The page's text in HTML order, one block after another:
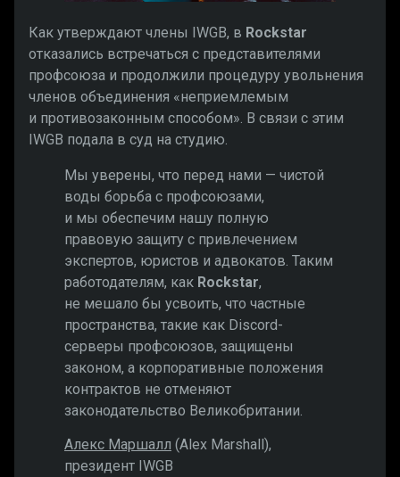
Как утверждают члены IWGB, в Rockstar
отказались встречаться с представителями
профсоюза и продолжили процедуру увольнения
членов объединения «неприемлемым
и противозаконным способом». В связи с этим
IWGB подала в суд на студию.
Мы уверены, что перед нами — чистой
воды борьба с профсоюзами,
и мы обеспечим нашу полную
правовую защиту с привлечением
экспертов, юристов и адвокатов. Таким
работодателям, как Rockstar,
не мешало бы усвоить, что частные
пространства, такие как Discord-
серверы профсоюзов, защищены
законом, а корпоративные положения
контрактов не отменяют
законодательство Великобритании.
Алекс Маршалл (Alex Marshall),
президент IWGB